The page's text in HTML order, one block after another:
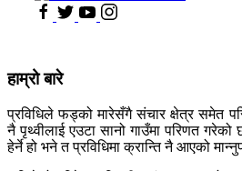
हाम्रो बारे
प्रविधिले फड्को मारेसँगै संचार क्षेत्र समेत
नै पृथ्वीलाई एउटा सानो गाउँमा परिणत
हेर्ने हो भने त प्रविधिमा क्रान्ति नै आएको